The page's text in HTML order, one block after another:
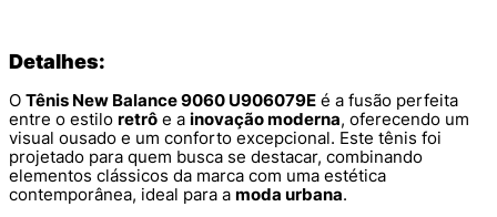
Detalhes:
O Tênis New Balance 9060 U906079E é a fusão perfeita
entre o estilo retrô e a inovação moderna, oferecendo um
visual ousado e um conforto excepcional. Este tênis foi
projetado para quem busca se destacar, combinando
elementos clássicos da marca com uma estética
contemporânea, ideal para a moda urbana.